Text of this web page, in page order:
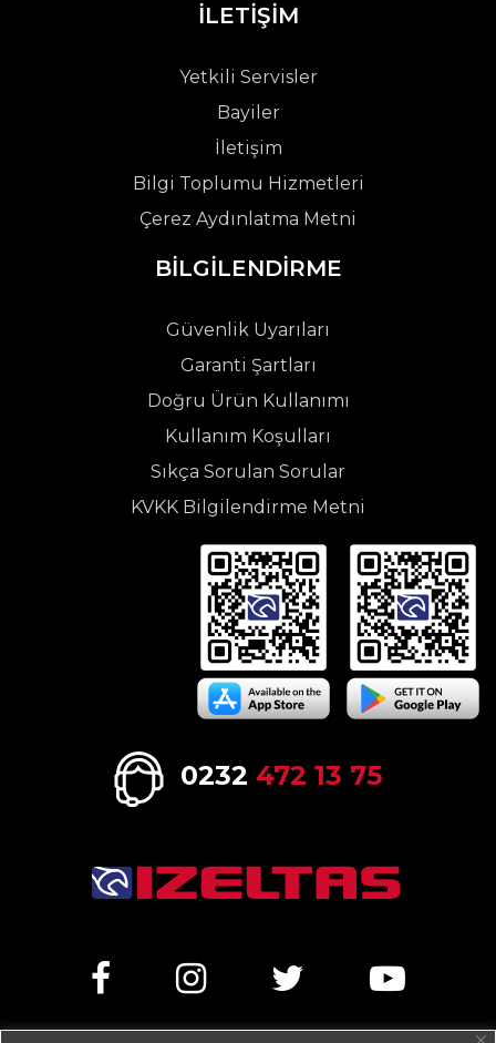
İLETİŞİM
Yetkili Servisler
Bayiler
İletişim
Bilgi Toplumu Hizmetleri
Çerez Aydınlatma Metni
BİLGİLENDİRME
Güvenlik Uyarıları
Garanti Şartları
Doğru Ürün Kullanımı
Kullanım Koşulları
Sıkça Sorulan Sorular
KVKK Bilgilendirme Metni
0232 472 13 75